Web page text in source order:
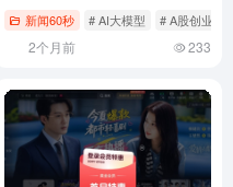
# 国产替代新闻60秒 # AI大模型 # A股创业板
2个月前 233